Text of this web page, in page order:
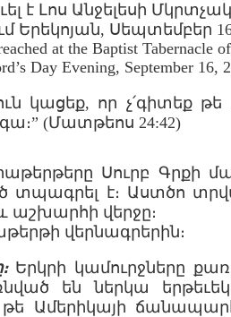
է Լոս Անջելեսի
Երեկոյան, Սեպտեմբեր
at the Baptist Tabernacle
Day Evening, September 16,
կացեք, որ չ՛գիտեք թե
(Մատթեոս 24:42)
Սուրբ Գրքի
է։ Աստծո
աշխարհի վերջը։
վերնագրերին։
Երկրի կամուրջները
են ներկա
թե Ամերիկայի